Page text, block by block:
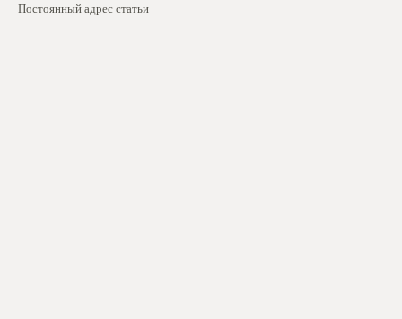
Постоянный адрес статьи